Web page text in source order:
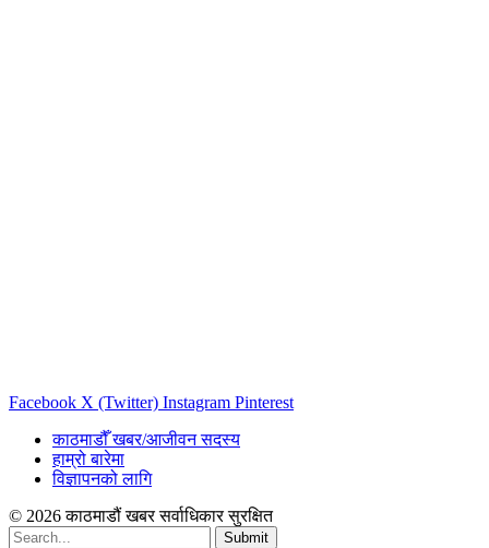
Facebook X (Twitter) Instagram Pinterest
काठमाडौँ खबर/आजीवन सदस्य
हाम्रो बारेमा
विज्ञापनको लागि
© 2026 काठमाडौं खबर सर्वाधिकार सुरक्षित
Submit